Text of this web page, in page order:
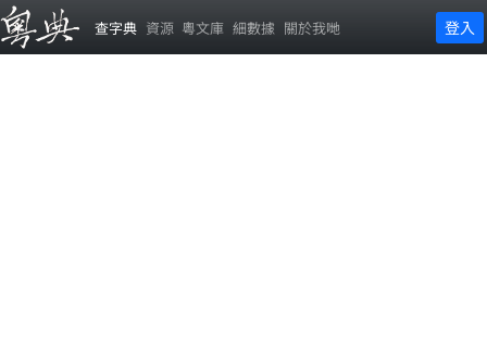
查字典 資源 粵文庫 細數據 關於我哋 登入